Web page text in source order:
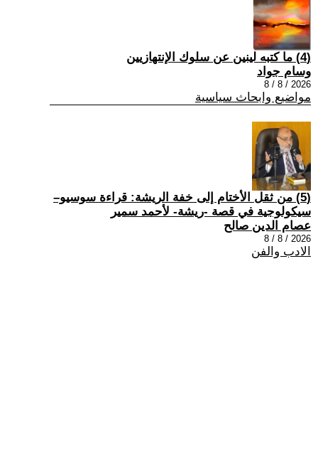
(4) ما كتبه لينين عن سلوك الإنتهازيين
وسام جواد
2026 / 8 / 8
مواضيع وابحاث سياسية
(5) من ثقل الأختام إلى خفة الريشة: قراءة سوسيو–
سيكولوجية في قصة -ريشة- لأحمد سمير
عصام الدين صالح
2026 / 8 / 8
الادب والفن